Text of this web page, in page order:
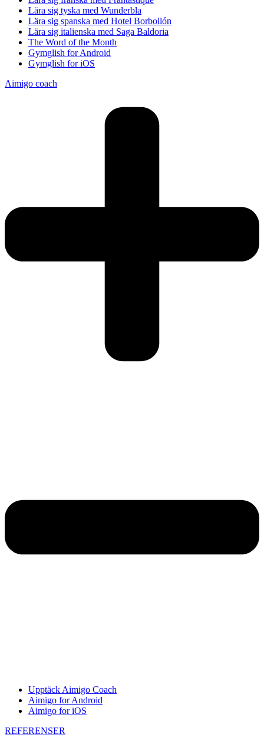
Lära sig tyska med Wunderbla
Lära sig spanska med Hotel Borbollón
Lära sig italienska med Saga Baldoria
The Word of the Month
Gymglish for Android
Gymglish for iOS
Aimigo coach
Upptäck Aimigo Coach
Aimigo for Android
Aimigo for iOS
REFERENSER